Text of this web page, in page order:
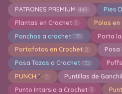
PATRONES PREMIUM 449 Pies
Plantas en Crochet 5 Polos en
Ponchos a crochet 135 Porta
Portafotos en Crochet 2 Posa
Posa Tazas a Crochet 132
PUNCH 1 Puntillas de
Punto Intarsia a Crochet 3